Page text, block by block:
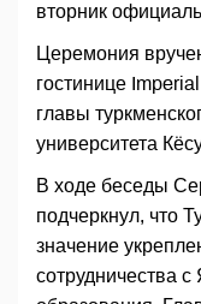
вторник
Церемония
гостинице
главы
университета
В ходе беседы
подчеркнул, что
значение
сотрудничества